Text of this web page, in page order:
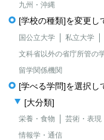
九州・沖縄
[学校の種類]を変更し
国公立大学 私立大学
文科省以外の省庁所管の
留学関係機関
[学べる学問]を選択し
[大分類]
栄養・食物 芸術・表現
情報学・通信